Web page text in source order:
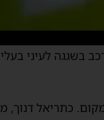
ברכב בשגגה לעיני
כתריאל דנוך,